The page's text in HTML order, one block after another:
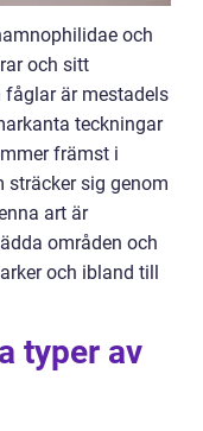
och
och sitt
fåglar är mestadels
teckningar
främst i
sträcker sig genom
art är
områden och
och ibland till
typer av